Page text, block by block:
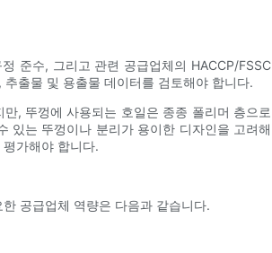
준수, 그리고 관련 공급업체의 HACCP/FSSC
출물 및 용출물 데이터를 검토해야 합니다.
, 뚜껑에 사용되는 호일은 종종 폴리머 층으로
있는 뚜껑이나 분리가 용이한 디자인을 고려해
가해야 합니다.
공급업체 역량은 다음과 같습니다.